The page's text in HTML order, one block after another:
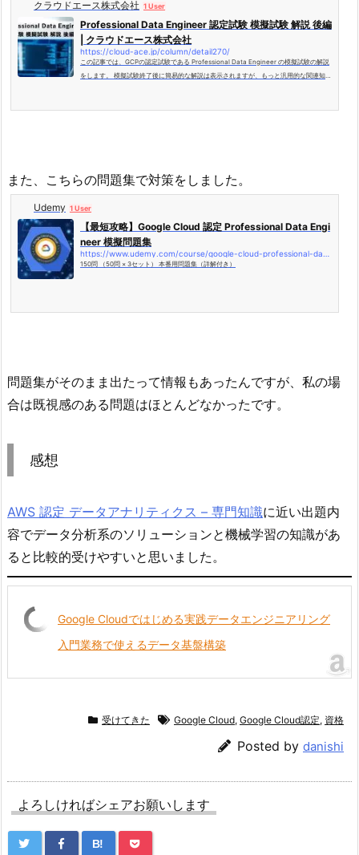
クラウドエース株式会社 1 User
Professional Data Engineer 認定試験 模擬試験 解説 後編
| クラウドエース株式会社
https://cloud-ace.jp/column/detail270/
この記事では、GCPの認定試験である Professional Data Engineer の模擬試験の解説
をします。 模擬試験終了後に簡易的な解説は表示されますが、もっと汎用的な関連知識
また、こちらの問題集で対策をしました。
Udemy 1 User
【最短攻略】Google Cloud 認定 Professional Data Engi
neer 模擬問題集
150問 （50問 × 3セット） 本番用問題集（詳解付き）
問題集がそのまま出たって情報もあったんですが、私の場
合は既視感のある問題はほとんどなかったです。
感想
AWS 認定 データアナリティクス – 専門知識に近い出題内
容でデータ分析系のソリューションと機械学習の知識があ
ると比較的受けやすいと思いました。
Google Cloudではじめる実践データエンジニアリング
入門業務で使えるデータ基盤構築
受けてきた Google Cloud, Google Cloud認定, 資格
Posted by danishi
よろしければシェアお願いします
B!